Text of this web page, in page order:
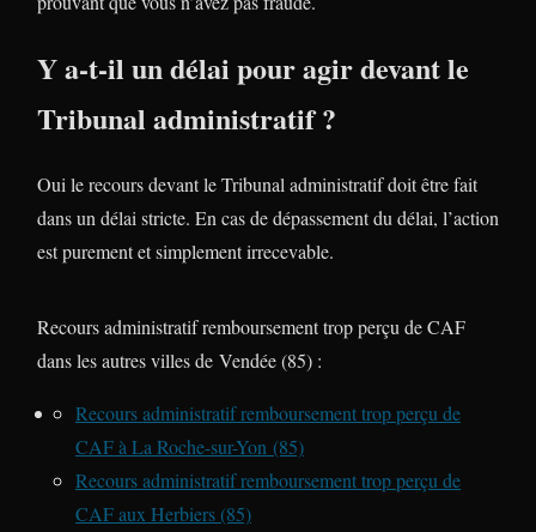
Y a-t-il un délai pour agir devant le
Tribunal administratif ?
Oui le recours devant le Tribunal administratif doit être fait
dans un délai stricte. En cas de dépassement du délai, l’action
est purement et simplement irrecevable.
Recours administratif remboursement trop perçu de CAF
dans les autres villes de Vendée (85) :
Recours administratif remboursement trop perçu de
CAF à La Roche-sur-Yon (85)
Recours administratif remboursement trop perçu de
CAF aux Herbiers (85)